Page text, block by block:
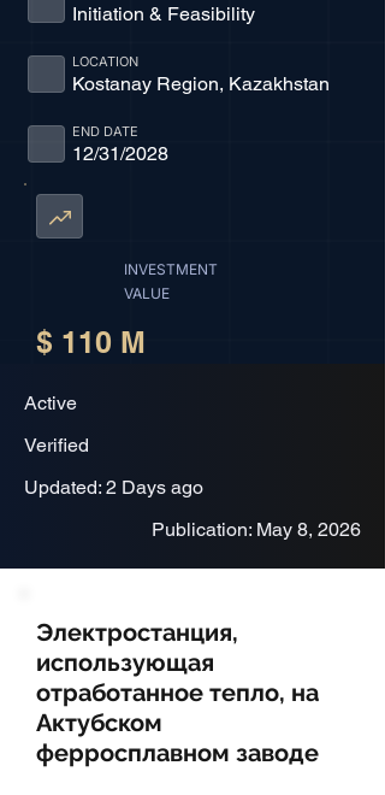
Initiation & Feasibility
Kostanay Region, Kazakhstan
LOCATION
12/31/2028
END DATE
INVESTMENT
VALUE
$ 110 M
Active
Verified
Updated: 2 Days ago
Publication: May 8, 2026
Электростанция,
использующая
отработанное тепло, на
Актубском
ферросплавном заводе